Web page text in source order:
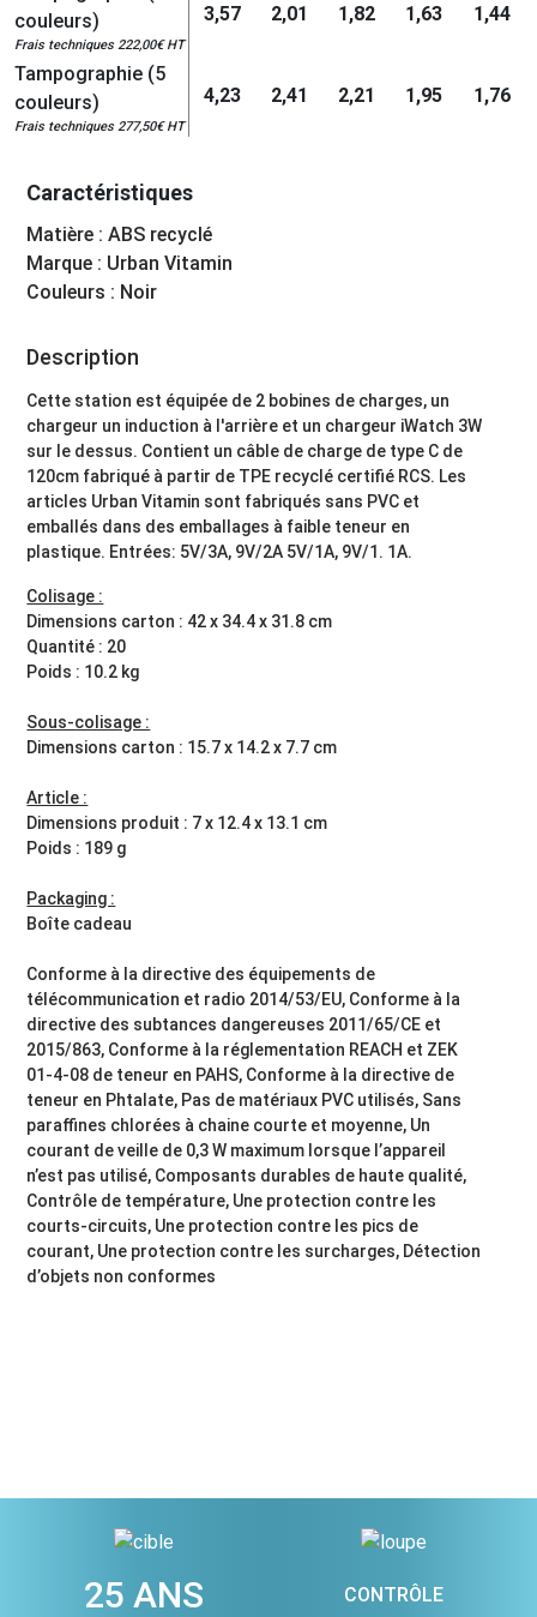
couleurs)
Frais techniques 222,00€ HT
3,57 2,01 1,82 1,63 1,44
Tampographie (5
couleurs)
Frais techniques 277,50€ HT
4,23 2,41 2,21 1,95 1,76
Caractéristiques
Matière : ABS recyclé
Marque : Urban Vitamin
Couleurs : Noir
Description
Cette station est équipée de 2 bobines de charges, un
chargeur un induction à l'arrière et un chargeur iWatch 3W
sur le dessus. Contient un câble de charge de type C de
120cm fabriqué à partir de TPE recyclé certifié RCS. Les
articles Urban Vitamin sont fabriqués sans PVC et
emballés dans des emballages à faible teneur en
plastique. Entrées: 5V/3A, 9V/2A 5V/1A, 9V/1. 1A.
Colisage :
Dimensions carton : 42 x 34.4 x 31.8 cm
Quantité : 20
Poids : 10.2 kg
Sous-colisage :
Dimensions carton : 15.7 x 14.2 x 7.7 cm
Article :
Dimensions produit : 7 x 12.4 x 13.1 cm
Poids : 189 g
Packaging :
Boîte cadeau
Conforme à la directive des équipements de
télécommunication et radio 2014/53/EU, Conforme à la
directive des subtances dangereuses 2011/65/CE et
2015/863, Conforme à la réglementation REACH et ZEK
01-4-08 de teneur en PAHS, Conforme à la directive de
teneur en Phtalate, Pas de matériaux PVC utilisés, Sans
paraffines chlorées à chaine courte et moyenne, Un
courant de veille de 0,3 W maximum lorsque l’appareil
n’est pas utilisé, Composants durables de haute qualité,
Contrôle de température, Une protection contre les
courts-circuits, Une protection contre les pics de
courant, Une protection contre les surcharges, Détection
d’objets non conformes
25 ANS CONTRÔLE